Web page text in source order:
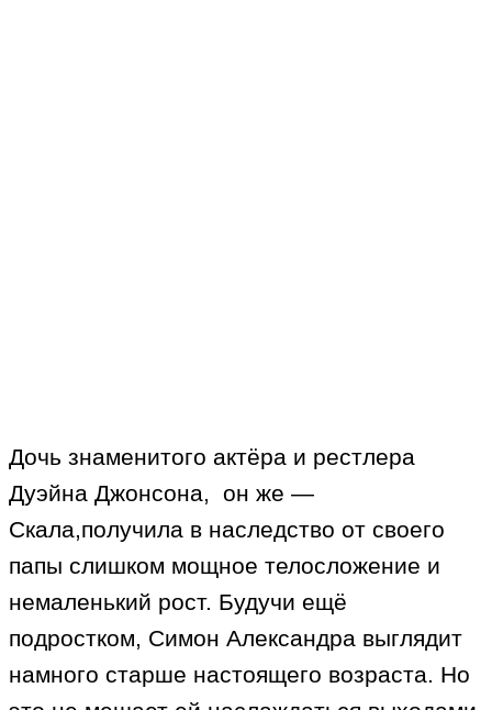
Дочь знаменитого актёра и рестлера
Дуэйна Джонсона, он же —
Скала,получила в наследство от своего
папы слишком мощное телосложение и
немаленький рост. Будучи ещё
подростком, Симон Александра выглядит
намного старше настоящего возраста. Но